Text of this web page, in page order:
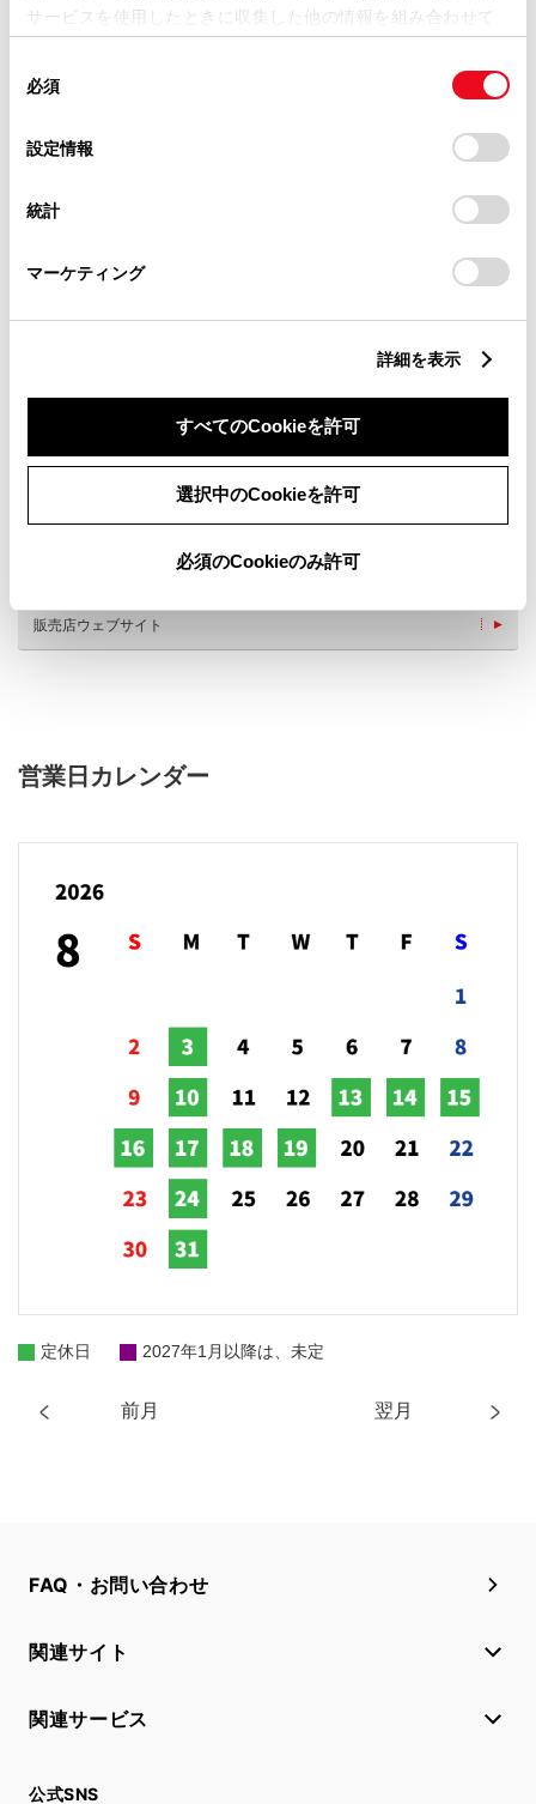
サービスを使用したときに収集した他の情報を組み合わせて
使用することがあります。当ウェブサイトの使用を続行する
デバイスにすべてのCookie(クッキー)が保存されることに同
意したことになります。Cookie(クッキー)のオプトアウト、
設定の変更、同意を撤回したりするにあたっては、当社の
「Cookie（クッキー）情報の取り扱いについて
」をご覧くだ
必須
設定情報
統計
マーケティング
詳細を表示
すべてのCookieを許可
選択中のCookieを許可
必須のCookieのみ許可
バリアフリー/多目的駐車場 ペットOK
G-Station
自動洗車機 AED
車検・整備・メンテナンス取
扱店
販売店ウェブサイト
営業日カレンダー
前月 翌月
定休日 2027年1月以降は、未定
FAQ・お問い合わせ
関連サイト
関連サービス
公式SNS